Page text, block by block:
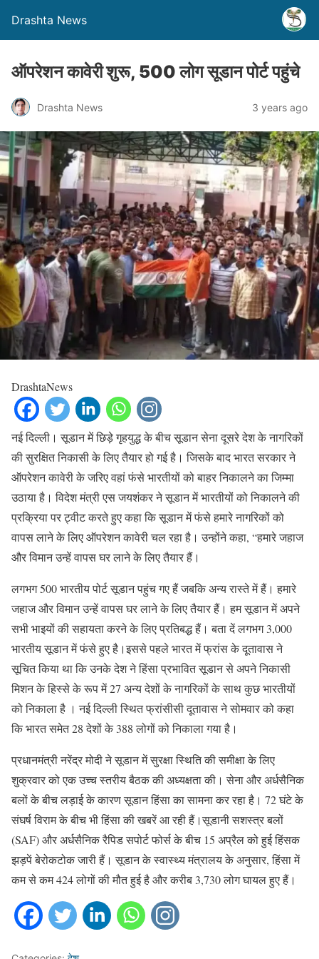
Drashta News
ऑपरेशन कावेरी शुरू, 500 लोग सूडान पोर्ट पहुंचे
Drashta News 3 years ago
DrashtaNews
नई दिल्ली। सूडान में छिड़े गृहयुद्ध के बीच सूडान सेना दूसरे देश के नागरिकों
की सुरक्षित निकासी के लिए तैयार हो गई है। जिसके बाद भारत सरकार ने
ऑपरेशन कावेरी के जरिए वहां फंसे भारतीयों को बाहर निकालने का जिम्मा
उठाया है। विदेश मंत्री एस जयशंकर ने सूडान में भारतीयों को निकालने की
प्रक्रिया पर ट्वीट करते हुए कहा कि सूडान में फंसे हमारे नागरिकों को
वापस लाने के लिए ऑपरेशन कावेरी चल रहा है। उन्होंने कहा, “हमारे जहाज
और विमान उन्हें वापस घर लाने के लिए तैयार हैं।
लगभग 500 भारतीय पोर्ट सूडान पहुंच गए हैं जबकि अन्य रास्ते में हैं। हमारे
जहाज और विमान उन्हें वापस घर लाने के लिए तैयार हैं। हम सूडान में अपने
सभी भाइयों की सहायता करने के लिए प्रतिबद्ध हैं। बता दें लगभग 3,000
भारतीय सूडान में फंसे हुए है।इससे पहले भारत में फ्रांस के दूतावास ने
सूचित किया था कि उनके देश ने हिंसा प्रभावित सूडान से अपने निकासी
मिशन के हिस्से के रूप में 27 अन्य देशों के नागरिकों के साथ कुछ भारतीयों
को निकाला है । नई दिल्ली स्थित फ्रांसीसी दूतावास ने सोमवार को कहा
कि भारत समेत 28 देशों के 388 लोगों को निकाला गया है।
प्रधानमंत्री नरेंद्र मोदी ने सूडान में सुरक्षा स्थिति की समीक्षा के लिए
शुक्रवार को एक उच्च स्तरीय बैठक की अध्यक्षता की। सेना और अर्धसैनिक
बलों के बीच लड़ाई के कारण सूडान हिंसा का सामना कर रहा है। 72 घंटे के
संघर्ष विराम के बीच भी हिंसा की खबरें आ रही हैं।सूडानी सशस्त्र बलों
(SAF) और अर्धसैनिक रैपिड सपोर्ट फोर्स के बीच 15 अप्रैल को हुई हिंसक
झड़पें बेरोकटोक जारी हैं। सूडान के स्वास्थ्य मंत्रालय के अनुसार, हिंसा में
कम से कम 424 लोगों की मौत हुई है और करीब 3,730 लोग घायल हुए हैं।